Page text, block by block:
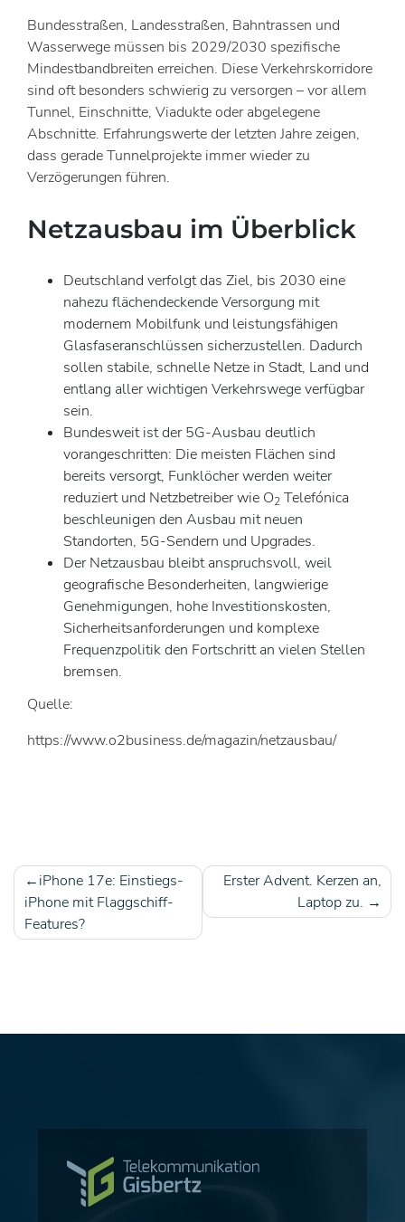
Bundesstraßen, Landesstraßen, Bahntrassen und
Wasserwege müssen bis 2029/2030 spezifische
Mindestbandbreiten erreichen. Diese Verkehrskorridore
sind oft besonders schwierig zu versorgen – vor allem
Tunnel, Einschnitte, Viadukte oder abgelegene
Abschnitte. Erfahrungswerte der letzten Jahre zeigen,
dass gerade Tunnelprojekte immer wieder zu
Verzögerungen führen.
Netzausbau im Überblick
Deutschland verfolgt das Ziel, bis 2030 eine
nahezu flächendeckende Versorgung mit
modernem Mobilfunk und leistungsfähigen
Glasfaseranschlüssen sicherzustellen. Dadurch
sollen stabile, schnelle Netze in Stadt, Land und
entlang aller wichtigen Verkehrswege verfügbar
sein.
Bundesweit ist der 5G-Ausbau deutlich
vorangeschritten: Die meisten Flächen sind
bereits versorgt, Funklöcher werden weiter
reduziert und Netzbetreiber wie O2 Telefónica
beschleunigen den Ausbau mit neuen
Standorten, 5G-Sendern und Upgrades.
Der Netzausbau bleibt anspruchsvoll, weil
geografische Besonderheiten, langwierige
Genehmigungen, hohe Investitionskosten,
Sicherheitsanforderungen und komplexe
Frequenzpolitik den Fortschritt an vielen Stellen
bremsen.
Quelle:
https://www.o2business.de/magazin/netzausbau/
Beitragsnavigation
iPhone 17e: Einstiegs-
iPhone mit Flaggschiff-
Features?
Erster Advent. Kerzen an,
Laptop zu.